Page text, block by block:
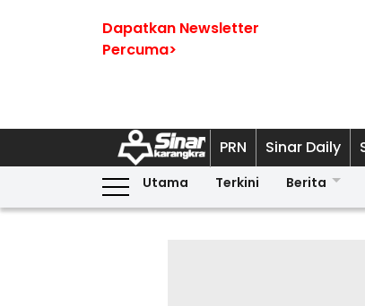
Dapatkan Newsletter
Percuma>
PRN Sinar Daily
Utama Terkini Berita